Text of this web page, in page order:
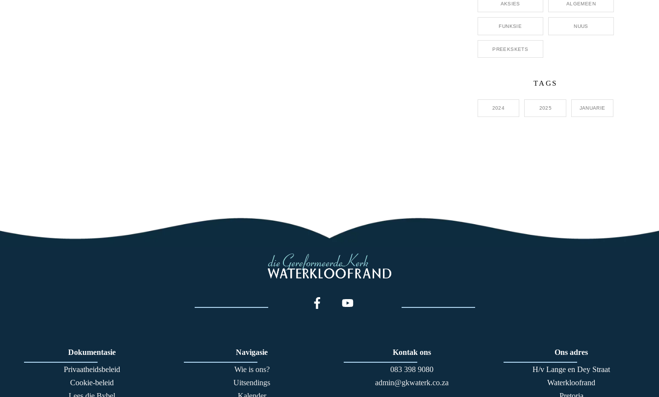
AKSIES ALGEMEEN
FUNKSIE NUUS
PREEKSKETS
TAGS
2024 2025 JANUARIE
Dokumentasie
Privaatheidsbeleid
Cookie-beleid
Navigasie
Wie is ons?
Uitsendings
Kontak ons
083 398 9080
admin@gkwaterk.co.za
Ons adres
H/v Lange en Dey Straat
Waterkloofrand